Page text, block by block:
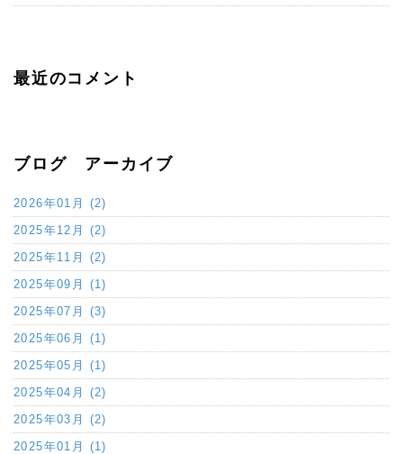
最近のコメント
ブログ アーカイブ
2026年01月 (2)
2025年12月 (2)
2025年11月 (2)
2025年09月 (1)
2025年07月 (3)
2025年06月 (1)
2025年05月 (1)
2025年04月 (2)
2025年03月 (2)
2025年01月 (1)